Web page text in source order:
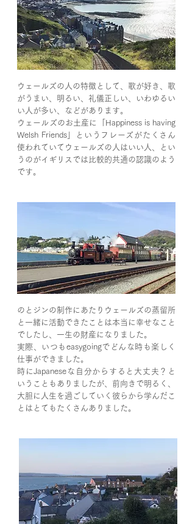
ウェールズの人の特徴として、歌が好き、歌
がうまい、明るい、礼儀正しい、いわゆるい
い人が多い、などがあります。
ウェールズのお土産に「Happiness is having
Welsh Friends」というフレーズがたくさん
使われていてウェールズの人はいい人、とい
うのがイギリスでは比較的共通の認識のよう
です。
のとジンの制作にあたりウェールズの蒸留所
と一緒に活動できたことは本当に幸せなこと
でしたし、一生の財産になりました。
実際、いつもeasygoingでどんな時も楽しく
仕事ができました。
時にJapaneseな自分からすると大丈夫？と
いうこともありましたが、前向きで明るく、
大胆に人生を過ごしていく彼らから学んだこ
とはとてもたくさんありました。